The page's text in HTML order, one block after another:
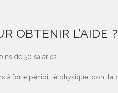
OBTENIR L’AIDE ?
de 50 salariés.
à forte pénibilité physique, dont la